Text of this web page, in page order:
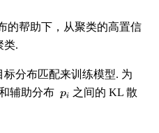
的帮助下，从聚类的高置信
类.
分布匹配来训练模型. 为
辅助分布
之间的 KL 散